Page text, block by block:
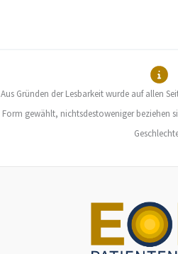
Aus Gründen der Lesbarkeit wurde auf allen
Form gewählt, nichtsdestoweniger beziehen